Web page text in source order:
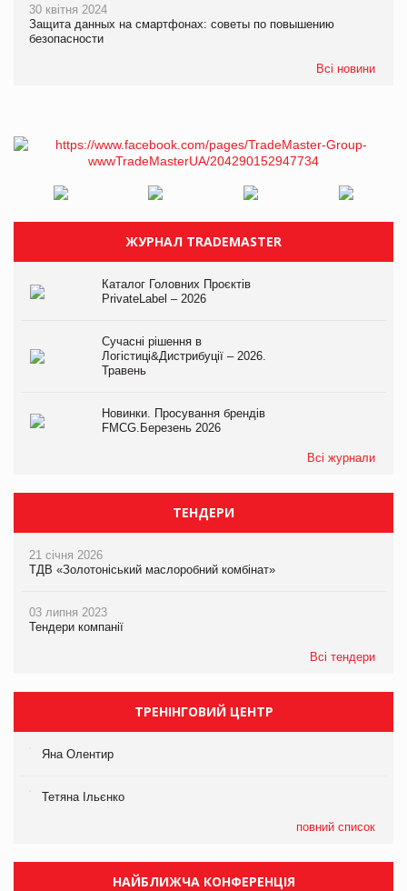
30 квітня 2024
Защита данных на смартфонах: советы по повышению
безопасности
Всі новини
ЖУРНАЛ TRADEMASTER
Каталог Головних Проєктів
PrivateLabel – 2026
Сучасні рішення в
Логістиці&Дистрибуції – 2026.
Травень
Новинки. Просування брендів
FMCG.Березень 2026
Всі журнали
ТЕНДЕРИ
21 січня 2026
ТДВ «Золотоніський маслоробний комбінат»
03 липня 2023
Тендери компанії
Всі тендери
ТРЕНІНГОВИЙ ЦЕНТР
Яна Олентир
Тетяна Ільєнко
повний список
НАЙБЛИЖЧА КОНФЕРЕНЦІЯ